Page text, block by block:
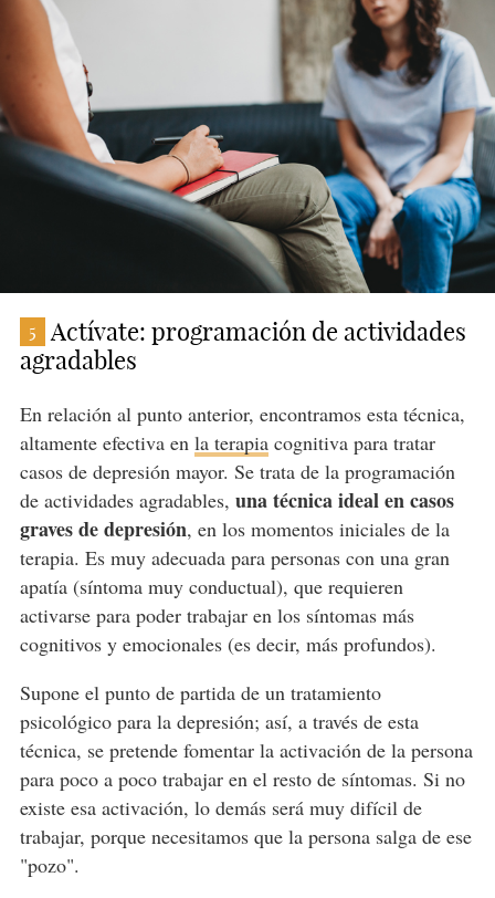
5
Actívate: programación de actividades
agradables
En relación al punto anterior, encontramos esta técnica,
altamente efectiva en la terapiacognitiva para tratar
casos de depresión mayor. Se trata de la programación
de actividades agradables, una técnica ideal en casos
graves de depresión, en los momentos iniciales de la
terapia. Es muy adecuada para personas con una gran
apatía (síntoma muy conductual), que requieren
activarse para poder trabajar en los síntomas más
cognitivos y emocionales (es decir, más profundos).
Supone el punto de partida de un tratamiento
psicológico para la depresión; así, a través de esta
técnica, se pretende fomentar la activación de la persona
para poco a poco trabajar en el resto de síntomas. Si no
existe esa activación, lo demás será muy difícil de
trabajar, porque necesitamos que la persona salga de ese
"pozo".